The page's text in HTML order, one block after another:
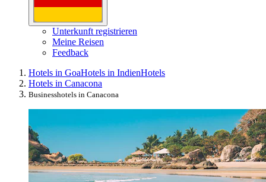
Unterkunft registrieren
Meine Reisen
Feedback
Hotels in GoaHotels in IndienHotels
Hotels in Canacona
Businesshotels in Canacona